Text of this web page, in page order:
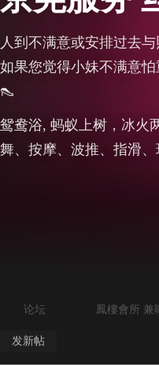
人到不满意或安排过去
如果您觉得小妹不满意
👠
鸳鸯浴, 蚂蚁上树，冰火
舞、按摩、波推、指滑
论坛 鳳樓會所 兼
发新帖